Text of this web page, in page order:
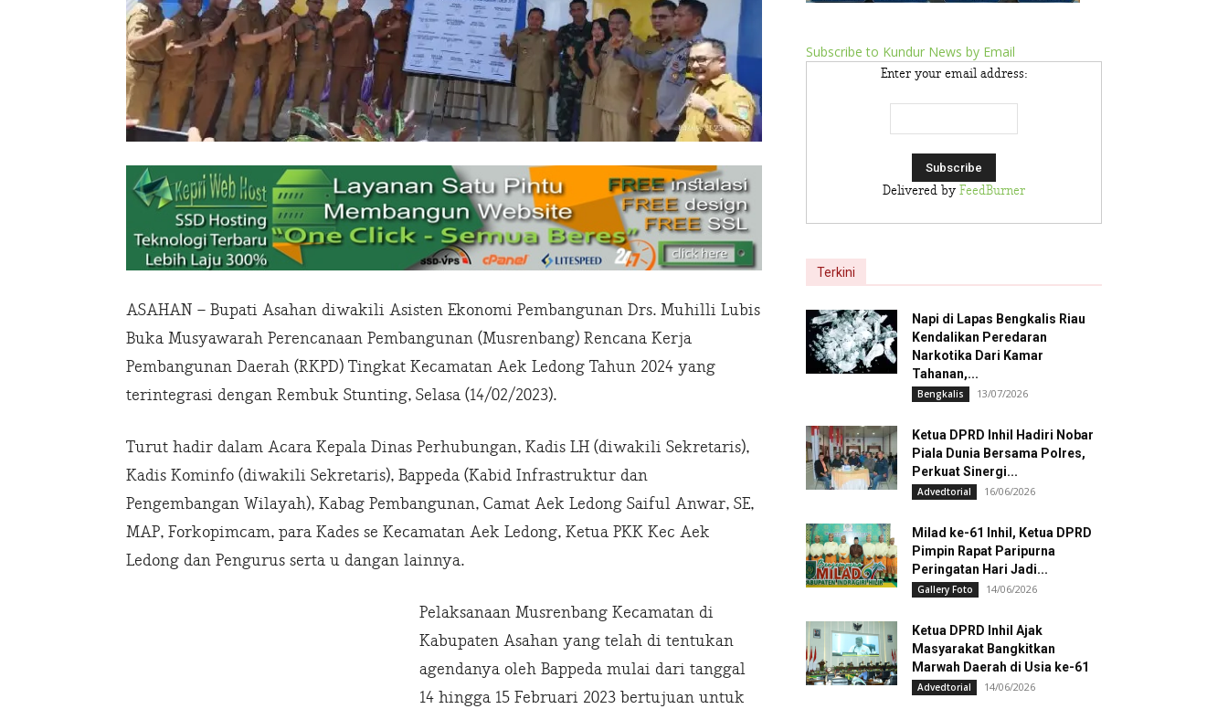
ASAHAN – Bupati Asahan diwakili Asisten Ekonomi Pembangunan Drs. Muhilli Lubis
Buka Musyawarah Perencanaan Pembangunan (Musrenbang) Rencana Kerja
Pembangunan Daerah (RKPD) Tingkat Kecamatan Aek Ledong Tahun 2024 yang
terintegrasi dengan Rembuk Stunting, Selasa (14/02/2023).
Turut hadir dalam Acara Kepala Dinas Perhubungan, Kadis LH (diwakili Sekretaris),
Kadis Kominfo (diwakili Sekretaris), Bappeda (Kabid Infrastruktur dan
Pengembangan Wilayah), Kabag Pembangunan, Camat Aek Ledong Saiful Anwar, SE,
MAP, Forkopimcam, para Kades se Kecamatan Aek Ledong, Ketua PKK Kec Aek
Ledong dan Pengurus serta u dangan lainnya.
Pelaksanaan Musrenbang Kecamatan di
Kabupaten Asahan yang telah di tentukan
agendanya oleh Bappeda mulai dari tanggal
14 hingga 15 Februari 2023 bertujuan untuk
Subscribe to Kundur News by Email
Enter your email address:
Delivered by FeedBurner
Terkini
Napi di Lapas Bengkalis Riau
Kendalikan Peredaran
Narkotika Dari Kamar
Tahanan,...
Bengkalis 13/07/2026
Ketua DPRD Inhil Hadiri Nobar
Piala Dunia Bersama Polres,
Perkuat Sinergi...
Advedtorial 16/06/2026
Milad ke-61 Inhil, Ketua DPRD
Pimpin Rapat Paripurna
Peringatan Hari Jadi...
Gallery Foto 14/06/2026
Ketua DPRD Inhil Ajak
Masyarakat Bangkitkan
Marwah Daerah di Usia ke-61
Advedtorial 14/06/2026